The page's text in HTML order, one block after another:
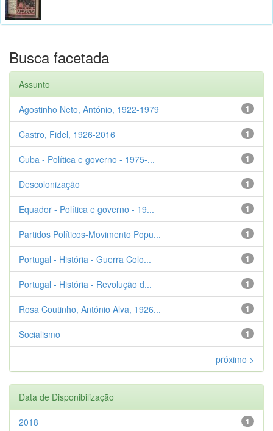
Busca facetada
Assunto
1
Agostinho Neto, António, 1922-1979
1
Castro, Fidel, 1926-2016
1
Cuba - Política e governo - 1975-...
1
Descolonização
1
Equador - Política e governo - 19...
1
Partidos Políticos-Movimento Popu...
1
Portugal - História - Guerra Colo...
1
Portugal - História - Revolução d...
1
Rosa Coutinho, António Alva, 1926...
1
Socialismo
próximo >
Data de Disponibilização
1
2018